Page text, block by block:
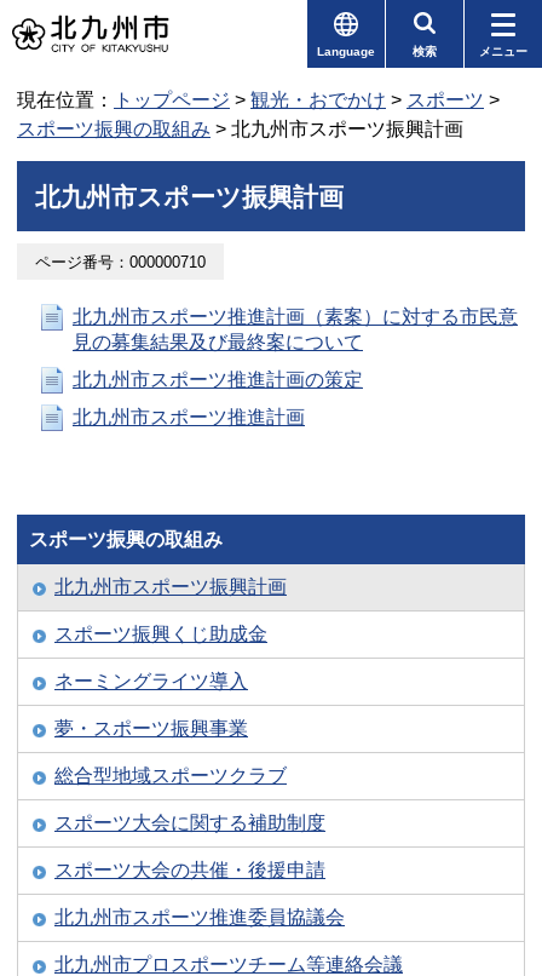
Language 検索 メニュー
現在位置： トップページ > 観光・おでかけ > スポーツ >
スポーツ振興の取組み > 北九州市スポーツ振興計画
北九州市スポーツ振興計画
ページ番号：000000710
北九州市スポーツ推進計画（素案）に対する市民意
見の募集結果及び最終案について
北九州市スポーツ推進計画の策定
北九州市スポーツ推進計画
スポーツ振興の取組み
北九州市スポーツ振興計画
スポーツ振興くじ助成金
ネーミングライツ導入
夢・スポーツ振興事業
総合型地域スポーツクラブ
スポーツ大会に関する補助制度
スポーツ大会の共催・後援申請
北九州市スポーツ推進委員協議会
北九州市プロスポーツチーム等連絡会議